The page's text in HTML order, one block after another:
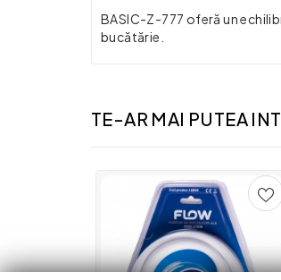
BASIC-Z-777 oferă un
bucătărie.
TE-AR MAI PUTEA